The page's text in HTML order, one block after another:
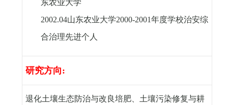
东农业大学
2002.04山东农业大学2000-2001年度学校治安综
合治理先进个人
研究方向:
退化土壤生态防治与改良培肥、土壤污染修复与耕